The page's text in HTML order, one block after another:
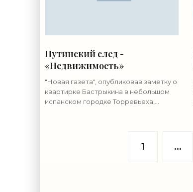
Путинский след -
«Недвижимость»
"Новая газета", опубликовав заметку о
квартирке Бастрыкина в небольшом
испанском городке Торревьеха,
1 ...